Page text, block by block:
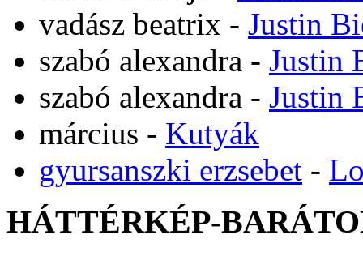
vadász beatrix - Justin
szabó alexandra - Justin
szabó alexandra - Justin
március - Kutyák
gyursanszki erzsebet -
HÁTTÉRKÉP-